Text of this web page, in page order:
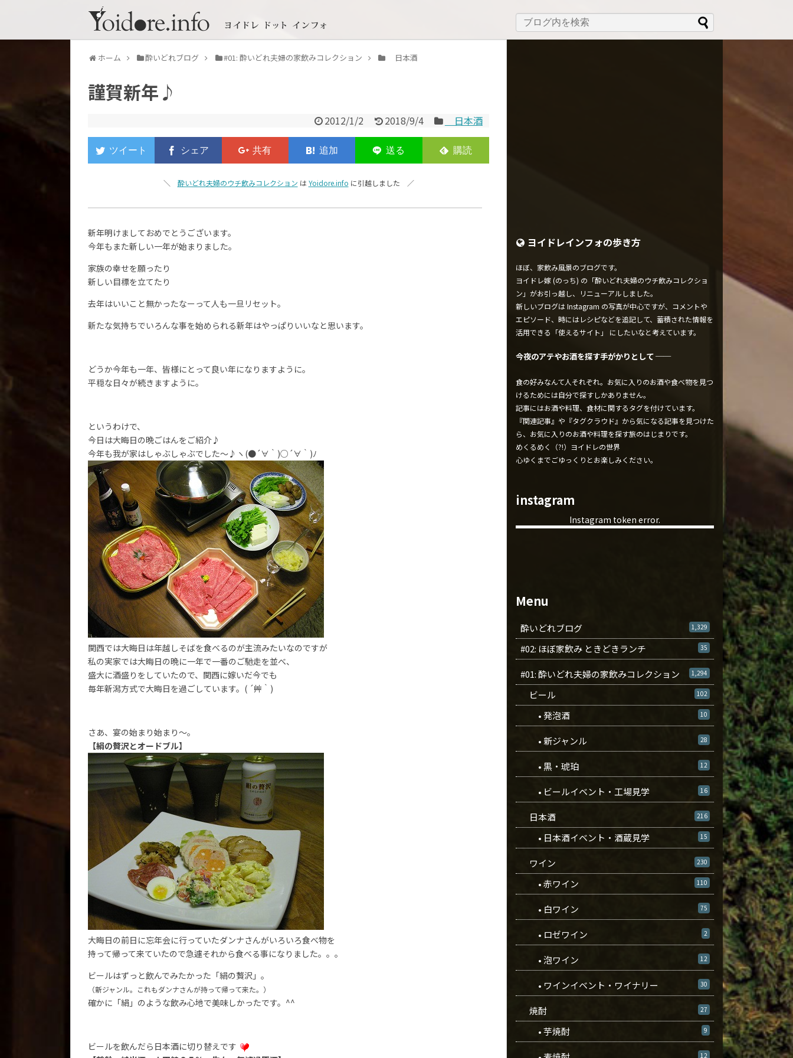
ホーム 酔いどれブログ #01: 酔いどれ夫婦の家飲みコレクション 日本酒
謹賀新年♪
2012/1/2 2018/9/4 日本酒
＼ 酔いどれ夫婦のウチ飲みコレクション は Yoidore.info に引越しました ／
新年明けましておめでとうございます。
今年もまた新しい一年が始まりました。
家族の幸せを願ったり
新しい目標を立てたり
去年はいいこと無かったなーって人も一旦リセット。
新たな気持ちでいろんな事を始められる新年はやっぱりいいなと思います。
どうか今年も一年、皆様にとって良い年になりますように。
平穏な日々が続きますように。
というわけで、
今日は大晦日の晩ごはんをご紹介♪
今年も我が家はしゃぶしゃぶでした～♪ヽ(●´∀｀)○´∀｀)ﾉ
関西では大晦日は年越しそばを食べるのが主流みたいなのですが
私の実家では大晦日の晩に一年で一番のご馳走を並べ、
盛大に酒盛りをしていたので、関西に嫁いだ今でも
毎年新潟方式で大晦日を過ごしています。( ´艸｀)
さあ、宴の始まり始まり～。
【絹の贅沢とオードブル】
大晦日の前日に忘年会に行っていたダンナさんがいろいろ食べ物を
持って帰って来ていたので急遽それから食べる事になりました。。。
ビールはずっと飲んでみたかった「絹の贅沢」。
（新ジャンル。これもダンナさんが持って帰って来た。）
確かに「絹」のような飲み心地で美味しかったです。^^
ビールを飲んだら日本酒に切り替えです
ヨイドレインフォの歩き方
ほぼ、家飲み風景のブログです。
ヨイドレ嫁 (のっち) の「酔いどれ夫婦のウチ飲みコレクショ
ン」がお引っ越し、リニューアルしました。
新しいブログは Instagram の写真が中心ですが、コメントや
エピソード、時にはレシピなどを追記して、蓄積された情報を
活用できる「使えるサイト」 にしたいなと考えています。
今夜のアテやお酒を探す手がかりとして ──
食の好みなんて人それぞれ。お気に入りのお酒や食べ物を見つ
けるためには自分で探すしかありません。
記事にはお酒や料理、食材に関するタグを付けています。
『関連記事』や『タグクラウド』から気になる記事を見つけた
ら、お気に入りのお酒や料理を探す旅のはじまりです。
めくるめく（?!）ヨイドレの世界
心ゆくまでごゆっくりとお楽しみください。
instagram
Instagram token error.
Menu
酔いどれブログ 1,329
#02: ほぼ家飲み ときどきランチ 35
#01: 酔いどれ夫婦の家飲みコレクション 1,294
ビール 102
• 発泡酒 10
• 新ジャンル 28
• 黒・琥珀 12
• ビールイベント・工場見学 16
日本酒 216
• 日本酒イベント・酒蔵見学 15
ワイン 230
• 赤ワイン 110
• 白ワイン 75
• ロゼワイン 2
• 泡ワイン 12
• ワインイベント・ワイナリー 30
焼酎 27
• 芋焼酎 9
12